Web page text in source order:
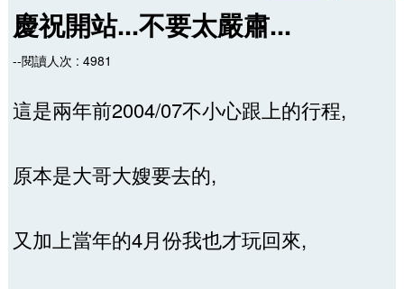
慶祝開站...不要太嚴肅...
--閱讀人次 : 4981
這是兩年前2004/07不小心跟上的行程,
原本是大哥大嫂要去的,
又加上當年的4月份我也才玩回來,